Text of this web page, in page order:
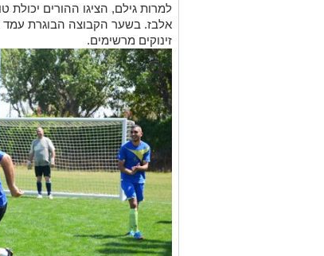
למרות גילם, הציגו ההורים
אלבז. בשער הקבוצה הבוגרת עמד
זינוקים מרשימים.